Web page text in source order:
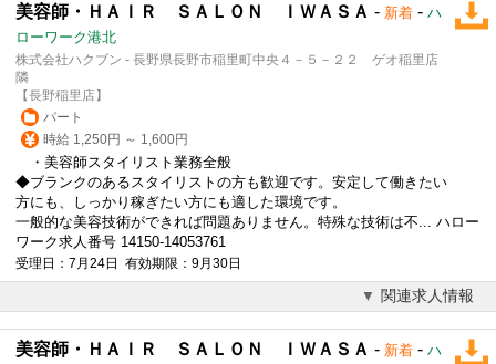
美容師・ＨＡＩＲ ＳＡＬＯＮ ＩＷＡＳＡ - 新着 - ハ
ローワーク港北
株式会社ハクブン - 長野県長野市稲里町中央４－５－２２ ゲオ稲里店
隣
【長野稲里店】
パート
時給 1,250円 ～ 1,600円
・ 美容師スタイリスト業務全般
◆ブランクのあるスタイリストの方も歓迎です。安定して働きたい
方にも、しっかり稼ぎたい方にも適した環境です。
一般的な美容技術ができれば問題ありません。特殊な技術は不... ハロー
ワーク求人番号 14150-14053761
受理日：7月24日 有効期限：9月30日
関連求人情報
美容師・ＨＡＩＲ ＳＡＬＯＮ ＩＷＡＳＡ - 新着 - ハ